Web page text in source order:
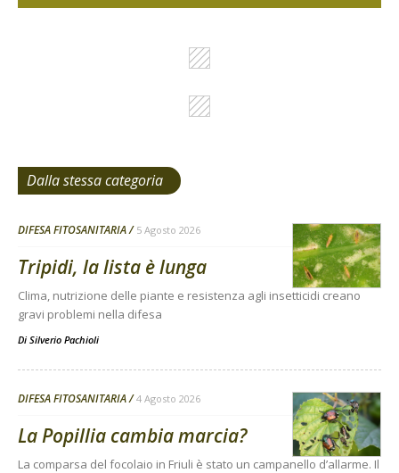
Dalla stessa categoria
DIFESA FITOSANITARIA 5 Agosto 2026
Tripidi, la lista è lunga
Clima, nutrizione delle piante e resistenza agli insetticidi creano
gravi problemi nella difesa
Di Silverio Pachioli
DIFESA FITOSANITARIA 4 Agosto 2026
La Popillia cambia marcia?
La comparsa del focolaio in Friuli è stato un campanello d’allarme. Il